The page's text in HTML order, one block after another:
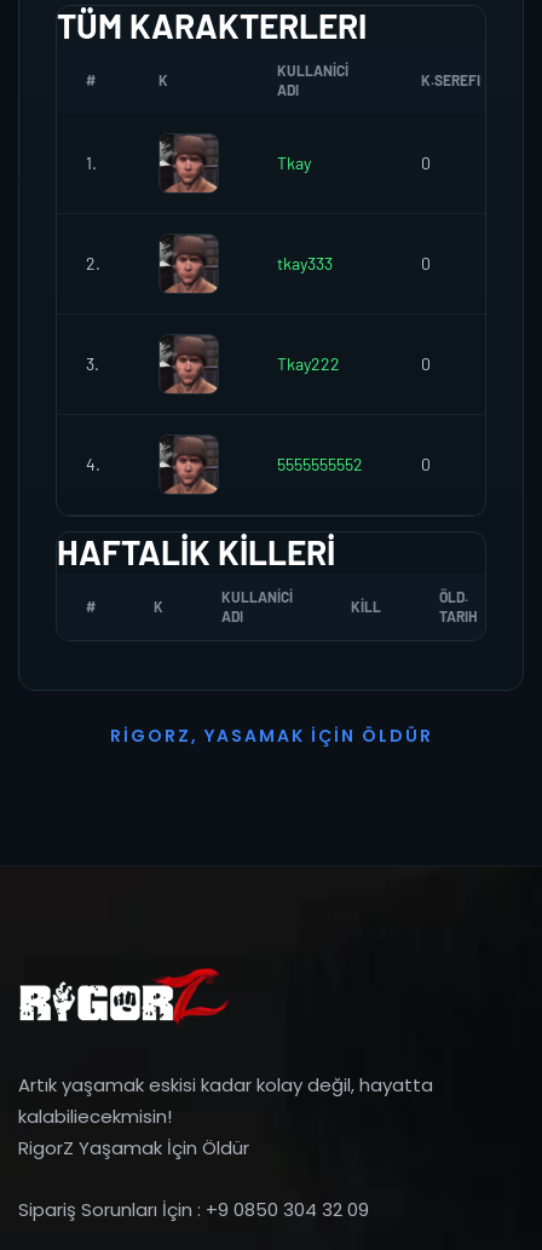
TÜM KARAKTERLERI
# K
KULLANICI
ADI
K.SEREFI
1. Tkay 0
2. tkay333 0
3. Tkay222 0
4. 5555555552 0
HAFTALIK KILLERI
# K
KULLANICI
ADI
KILL
ÖLD.
TARIH
R I G O R Z, YASAMAK İ ÇI N Ö L D Ü R
Artık yaşamak eskisi kadar kolay değil, hayatta
kalabiliecekmisin!
RigorZ Yaşamak İçin Öldür
Sipariş Sorunları İçin : +9 0850 304 32 09